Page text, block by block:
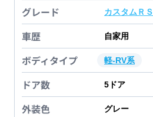
グレード カスタムＲＳ
車歴 自家用
ボディタイプ 軽-RV系
ドア数 5 ドア
外装色 グレー